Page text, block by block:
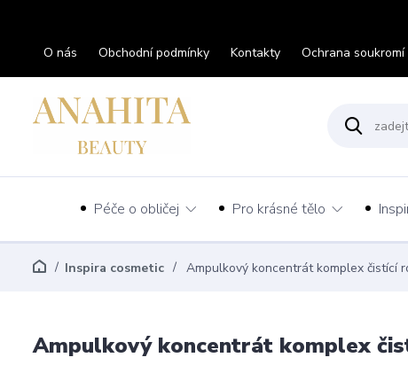
O nás Obchodní podmínky Kontakty Ochrana soukromí
Péče o obličej Pro krásné tělo
Inspira cosmetic Ampulkový koncentrát komplex čistící
Ampulkový koncentrát komplex